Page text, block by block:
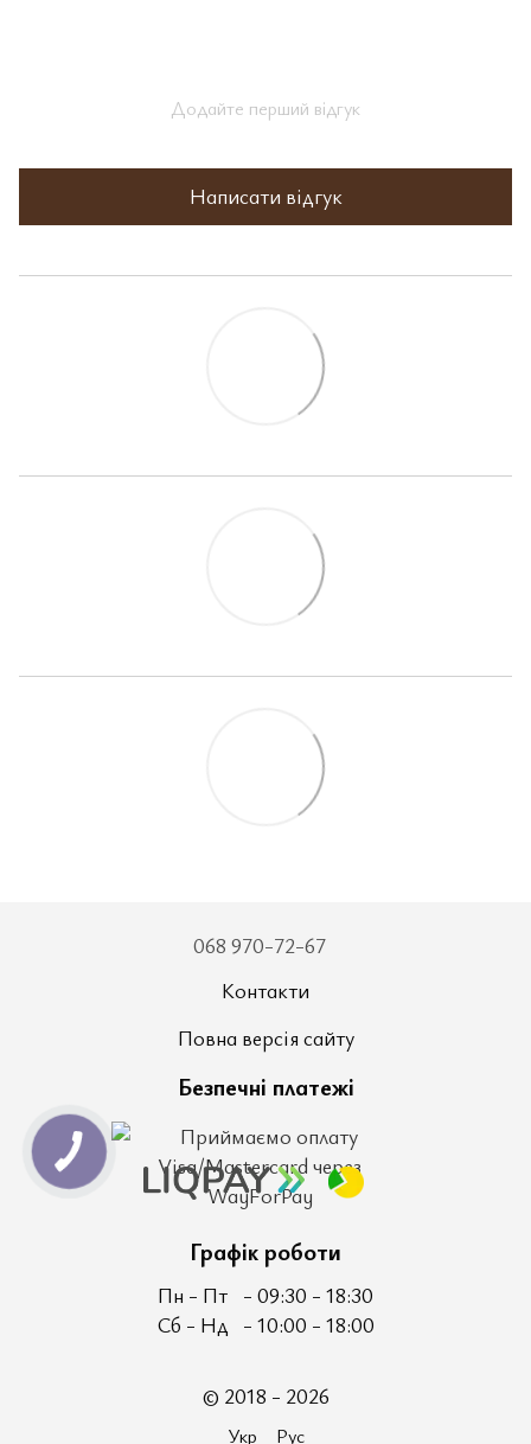
Додайте перший відгук
Написати відгук
068 970-72-67
Контакти
Повна версія сайту
Безпечні платежі
Графік роботи
Пн - Пт - 09:30 - 18:30
Сб - Нд - 10:00 - 18:00
© 2018 - 2026
Укр Рус